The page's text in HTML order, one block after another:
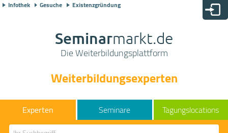
Infothek Gesuche Existenzgründung
Seminarmarkt.de
Die Weiterbildungsplattform
Weiterbildungsexperten
Seminare Tagungslocations